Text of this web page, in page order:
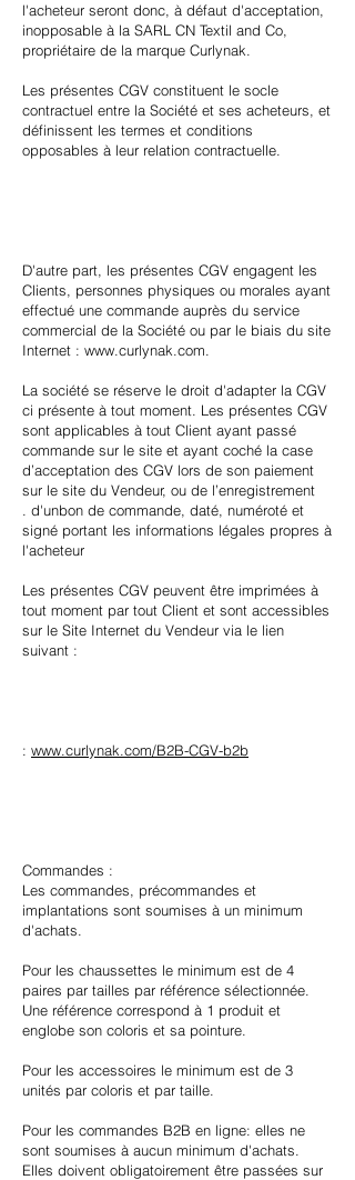
l'acheteur seront donc, à défaut d'acceptation,
inopposable à la SARL CN Textil and Co,
propriétaire de la marque Curlynak.
Les présentes CGV constituent le socle
contractuel entre la Société et ses acheteurs, et
définissent les termes et conditions
opposables à leur relation contractuelle.
D'autre part, les présentes CGV engagent les
Clients, personnes physiques ou morales ayant
effectué une commande auprès du service
commercial de la Société ou par le biais du site
Internet : www.curlynak.com.
La société se réserve le droit d'adapter la CGV
ci présente à tout moment. Les présentes CGV
sont applicables à tout Client ayant passé
commande sur le site et ayant coché la case
d’acceptation des CGV lors de son paiement
sur le site du Vendeur, ou de l’enregistrement
. d'unbon de commande, daté, numéroté et
signé portant les informations légales propres à
l'acheteur
Les présentes CGV peuvent être imprimées à
tout moment par tout Client et sont accessibles
sur le Site Internet du Vendeur via le lien
suivant :
: www.curlynak.com/B2B-CGV-b2b
Commandes :
Les commandes, précommandes et
implantations sont soumises à un minimum
d'achats.
Pour les chaussettes le minimum est de 4
paires par tailles par référence sélectionnée.
Une référence correspond à 1 produit et
englobe son coloris et sa pointure.
Pour les accessoires le minimum est de 3
unités par coloris et par taille.
Pour les commandes B2B en ligne: elles ne
sont soumises à aucun minimum d'achats.
Elles doivent obligatoirement être passées sur